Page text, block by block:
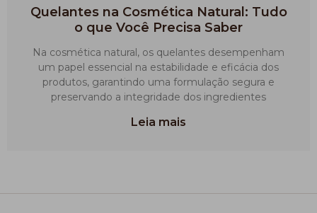
Quelantes na Cosmética Natural: Tudo
o que Você Precisa Saber
Na cosmética natural, os quelantes desempenham
um papel essencial na estabilidade e eficácia dos
produtos, garantindo uma formulação segura e
preservando a integridade dos ingredientes
Leia mais